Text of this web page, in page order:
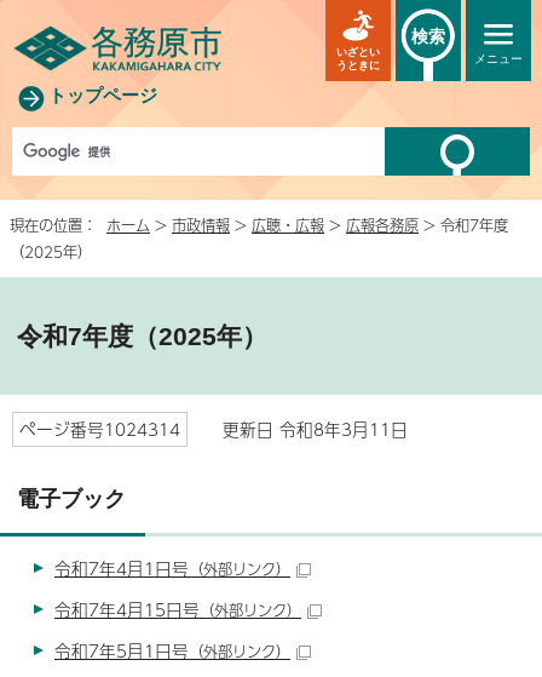
トップページ
メニュー
いざとい
うときに
検索
現在の位置： ホーム > 市政情報 > 広聴・広報 > 広報各務原 > 令和7年度
（2025年）
令和7年度（2025年）
ページ番号1024314 更新日 令和8年3月11日
電子ブック
令和7年4月1日号 （外部リンク）
令和7年4月15日号 （外部リンク）
令和7年5月1日号 （外部リンク）